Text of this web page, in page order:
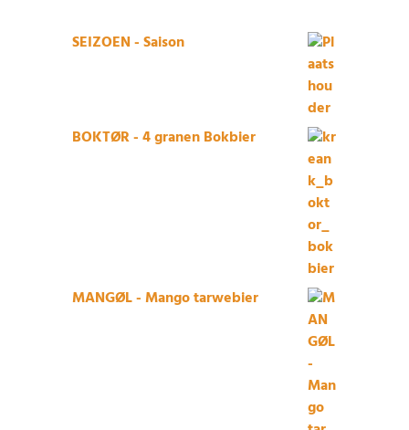
SEIZOEN - Saison
BOKTØR - 4 granen Bokbier
MANGØL - Mango tarwebier